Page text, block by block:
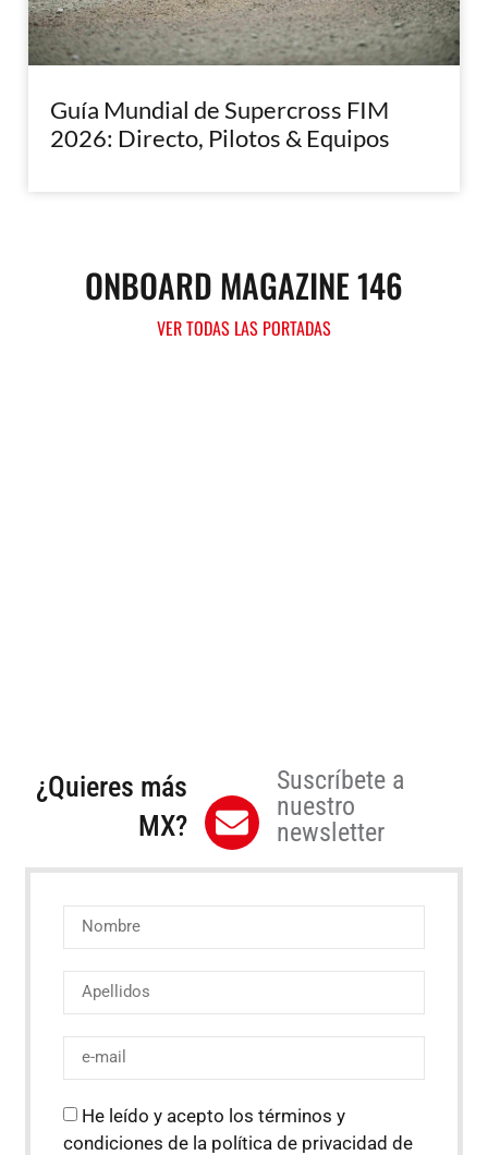
Guía Mundial de Supercross FIM
2026: Directo, Pilotos & Equipos
ONBOARD MAGAZINE 146
VER TODAS LAS PORTADAS
¿Quieres más
MX?
Suscríbete a
nuestro
newsletter
He leído y acepto los términos y
condiciones de la política de privacidad de